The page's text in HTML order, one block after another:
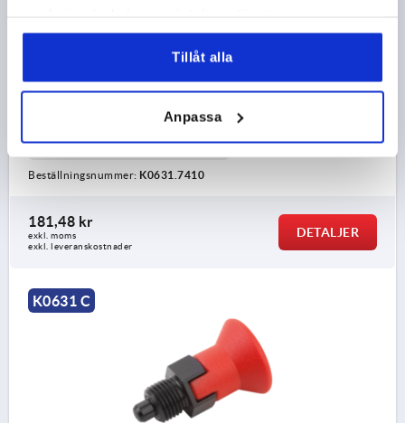
Tillåt alla
Anpassa
GRUNDKROPPENS YTA=HÄRDAT
FÄRG KOMPONENT=SVARTGRÅ RAL 7021
D2=33
FJÄDERKRAFT BÖRJAN F1 CA N=15
Beställningsnummer: K0631.7410
181,48 kr
exkl. moms
exkl. leveranskostnader
DETALJER
K0631 C